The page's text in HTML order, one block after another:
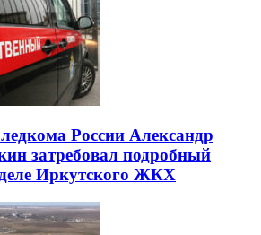
России Александр
затребовал подробный
деле Иркутского ЖКХ